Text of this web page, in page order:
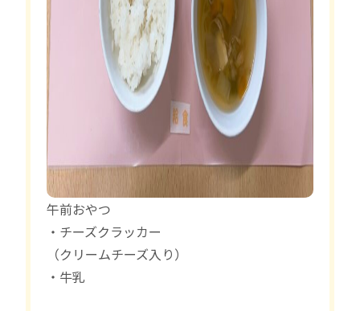
午前おやつ
・チーズクラッカー
（クリームチーズ入り）
・牛乳